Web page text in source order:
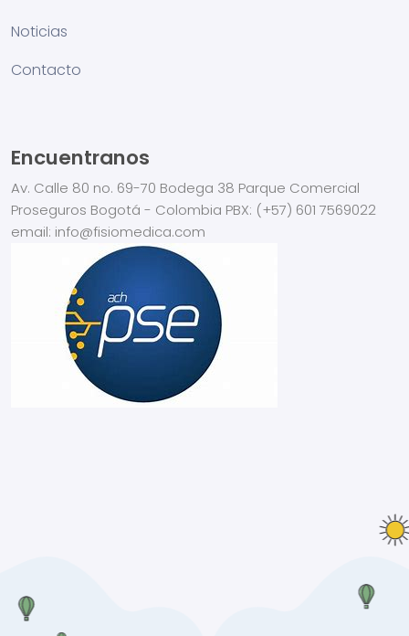
Noticias
Contacto
Encuentranos
Av. Calle 80 no. 69-70 Bodega 38 Parque Comercial
Proseguros Bogotá - Colombia PBX: (+57) 601 7569022
email: info@fisiomedica.com